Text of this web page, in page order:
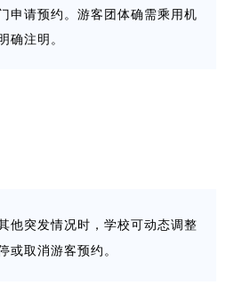
申请预约。游客团体确需乘用机
确注明。
他突发情况时，学校可动态调整
或取消游客预约 。